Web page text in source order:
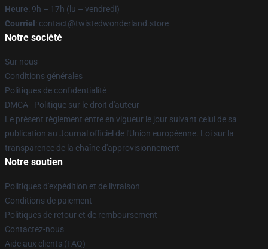
Heure: 9h – 17h (lu – vendredi)
Courriel : contact@twistedwonderland.store
Notre société
Sur nous
Conditions générales
Politiques de confidentialité
DMCA - Politique sur le droit d'auteur
Le présent règlement entre en vigueur le jour suivant celui de sa
publication au Journal officiel de l'Union européenne. Loi sur la
transparence de la chaîne d'approvisionnement
Notre soutien
Politiques d'expédition et de livraison
Conditions de paiement
Politiques de retour et de remboursement
Contactez-nous
Aide aux clients (FAQ)